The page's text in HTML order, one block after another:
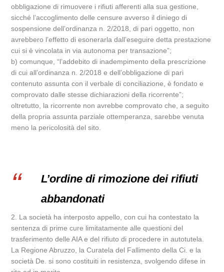
obbligazione di rimuovere i rifiuti afferenti alla sua gestione,
sicché l’accoglimento delle censure avverso il diniego di
sospensione dell’ordinanza n. 2/2018, di pari oggetto, non
avrebbero l’effetto di esonerarla dall’eseguire detta prestazione
cui si è vincolata in via autonoma per transazione”;
b) comunque, “l’addebito di inadempimento della prescrizione
di cui all’ordinanza n. 2/2018 e dell’obbligazione di pari
contenuto assunta con il verbale di conciliazione, è fondato e
comprovato dalle stesse dichiarazioni della ricorrente”;
oltretutto, la ricorrente non avrebbe comprovato che, a seguito
della propria assunta parziale ottemperanza, sarebbe venuta
meno la pericolosità del sito.
L’ordine di rimozione dei rifiuti
abbandonati
2. La società ha interposto appello, con cui ha contestato la
sentenza di prime cure limitatamente alle questioni del
trasferimento delle AIA e del rifiuto di procedere in autotutela.
La Regione Abruzzo, la Curatela del Fallimento della Ci. e la
società De. si sono costituiti in resistenza, svolgendo difese in